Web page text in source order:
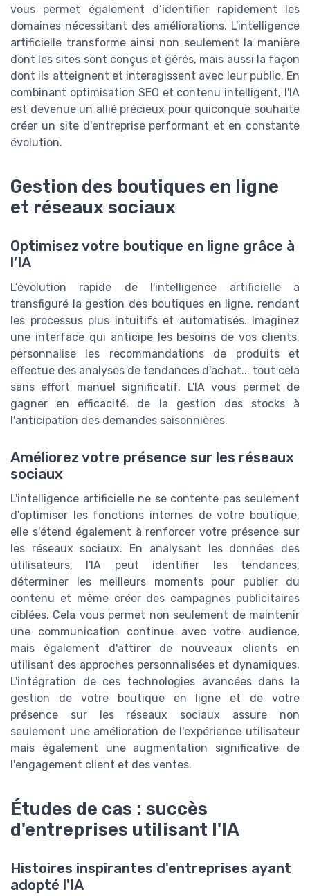
vous permet également d’identifier rapidement les
domaines nécessitant des améliorations. L'intelligence
artificielle transforme ainsi non seulement la manière
dont les sites sont conçus et gérés, mais aussi la façon
dont ils atteignent et interagissent avec leur public. En
combinant optimisation SEO et contenu intelligent, l'IA
est devenue un allié précieux pour quiconque souhaite
créer un site d'entreprise performant et en constante
évolution.
Gestion des boutiques en ligne
et réseaux sociaux
Optimisez votre boutique en ligne grâce à
l’IA
L’évolution rapide de l'intelligence artificielle a
transfiguré la gestion des boutiques en ligne, rendant
les processus plus intuitifs et automatisés. Imaginez
une interface qui anticipe les besoins de vos clients,
personnalise les recommandations de produits et
effectue des analyses de tendances d'achat... tout cela
sans effort manuel significatif. L'IA vous permet de
gagner en efficacité, de la gestion des stocks à
l'anticipation des demandes saisonnières.
Améliorez votre présence sur les réseaux
sociaux
L'intelligence artificielle ne se contente pas seulement
d'optimiser les fonctions internes de votre boutique,
elle s'étend également à renforcer votre présence sur
les réseaux sociaux. En analysant les données des
utilisateurs, l'IA peut identifier les tendances,
déterminer les meilleurs moments pour publier du
contenu et même créer des campagnes publicitaires
ciblées. Cela vous permet non seulement de maintenir
une communication continue avec votre audience,
mais également d'attirer de nouveaux clients en
utilisant des approches personnalisées et dynamiques.
L'intégration de ces technologies avancées dans la
gestion de votre boutique en ligne et de votre
présence sur les réseaux sociaux assure non
seulement une amélioration de l'expérience utilisateur
mais également une augmentation significative de
l'engagement client et des ventes.
Études de cas : succès
d'entreprises utilisant l'IA
Histoires inspirantes d'entreprises ayant
adopté l'IA